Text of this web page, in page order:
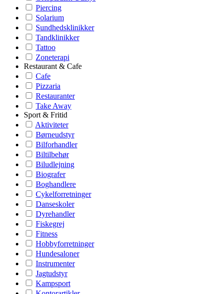
Piercing
Solarium
Sundhedsklinikker
Tandklinikker
Tattoo
Zoneterapi
Restaurant & Cafe
Cafe
Pizzaria
Restauranter
Take Away
Sport & Fritid
Aktiviteter
Børneudstyr
Bilforhandler
Biltilbehør
Biludlejning
Biografer
Boghandlere
Cykelforretninger
Danseskoler
Dyrehandler
Fiskegrej
Fitness
Hobbyforretninger
Hundesaloner
Instrumenter
Jagtudstyr
Kampsport